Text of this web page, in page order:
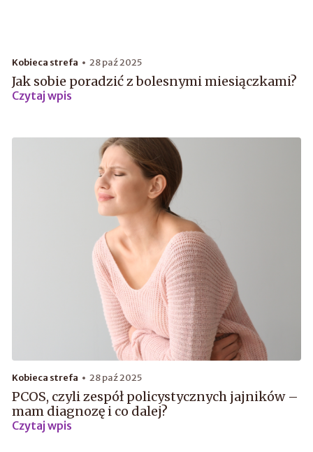
Kobieca strefa 28 paź 2025
Jak sobie poradzić z bolesnymi miesiączkami?
Czytaj wpis
Kobieca strefa 28 paź 2025
PCOS, czyli zespół policystycznych jajników –
mam diagnozę i co dalej?
Czytaj wpis